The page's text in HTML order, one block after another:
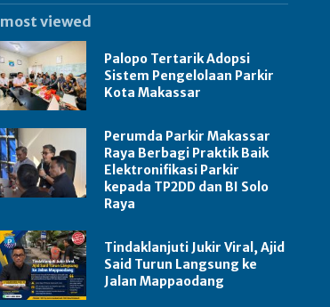
most viewed
Palopo Tertarik Adopsi
Sistem Pengelolaan Parkir
Kota Makassar
Perumda Parkir Makassar
Raya Berbagi Praktik Baik
Elektronifikasi Parkir
kepada TP2DD dan BI Solo
Raya
Tindaklanjuti Jukir Viral, Ajid
Said Turun Langsung ke
Jalan Mappaodang